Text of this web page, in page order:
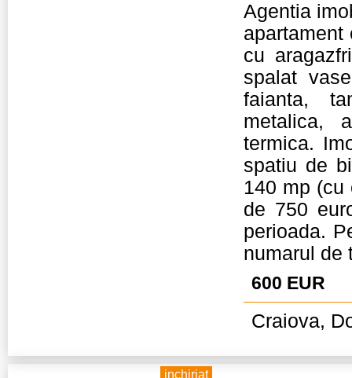
Agentia
cu
spalat
faianta,
metalica,
termica.
spatiu de
140 mp (cu
de 750
perioada.
numarul de
600 EUR
Craiova,
inchiriat